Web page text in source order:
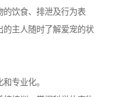
的饮食、排泄及行为表
主人随时了解爱宠的状
专业化。